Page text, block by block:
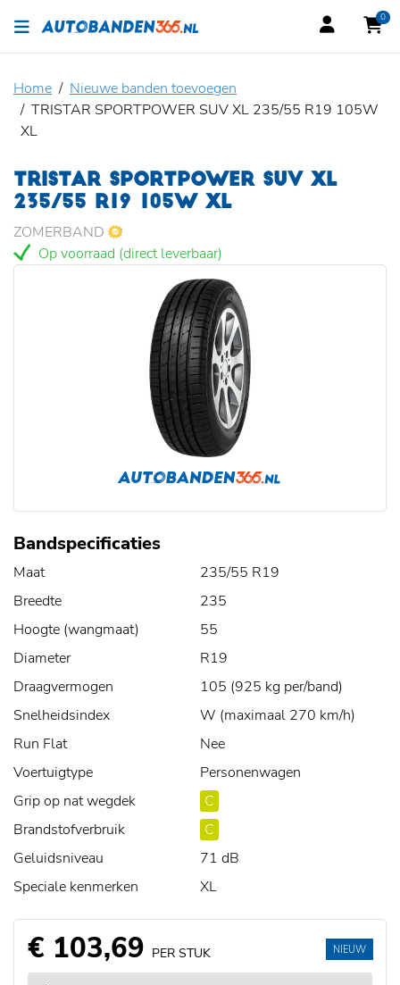
0
Home
Nieuwe banden toevoegen
TRISTAR SPORTPOWER SUV XL 235/55 R19 105W
XL
TRISTAR SPORTPOWER SUV XL
235/55 R19 105W XL
ZOMERBAND
Op voorraad (direct leverbaar)
Bandspecificaties
Maat
235/55 R19
Breedte
235
Hoogte (wangmaat)
55
Diameter
R19
Draagvermogen
105 (925 kg per/band)
Snelheidsindex
W (maximaal 270 km/h)
Run Flat
Nee
Voertuigtype
Personenwagen
Grip op nat wegdek
C
Brandstofverbruik
C
Geluidsniveau
71 dB
Speciale kenmerken
XL
€ 103,69 PER STUK NIEUW